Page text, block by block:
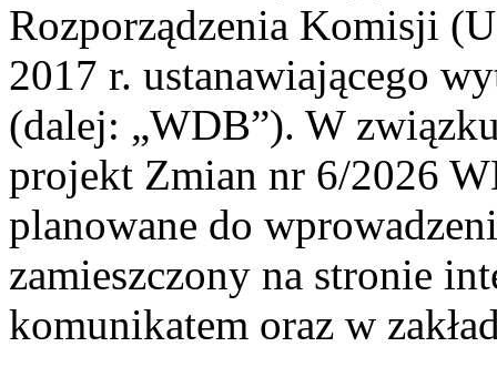
Rozporządzenia Komisji
2017 r. ustanawiającego
(dalej: „WDB”). W
projekt Zmian nr 6/2026
planowane do
zamieszczony na stronie
komunikatem oraz w